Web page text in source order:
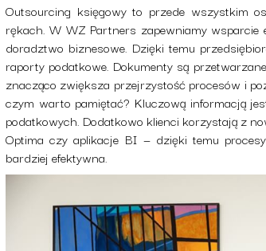
Outsourcing księgowy to przede wszystkim
rękach. W WZ Partners zapewniamy
doradztwo biznesowe. Dzięki temu
raporty podatkowe. Dokumenty są
znacząco zwiększa przejrzystość procesów i
czym warto pamiętać? Kluczową informacją
podatkowych. Dodatkowo klienci korzystają z
Optima czy aplikacje BI — dzięki temu
bardziej efektywna.